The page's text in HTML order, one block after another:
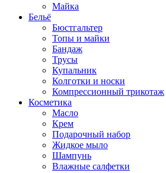
Майка
Бельё
Бюстгальтер
Топы и майки
Бандаж
Трусы
Купальник
Колготки и носки
Компрессионный трикотаж
Косметика
Масло
Крем
Подарочный набор
Жидкое мыло
Шампунь
Влажные салфетки